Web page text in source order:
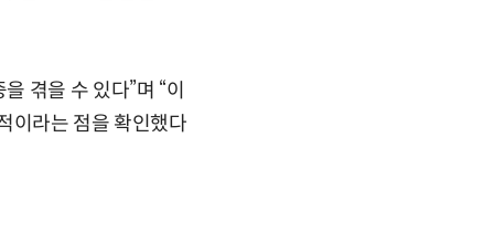
겪을 수 있다”며 “이
이라는 점을 확인했다